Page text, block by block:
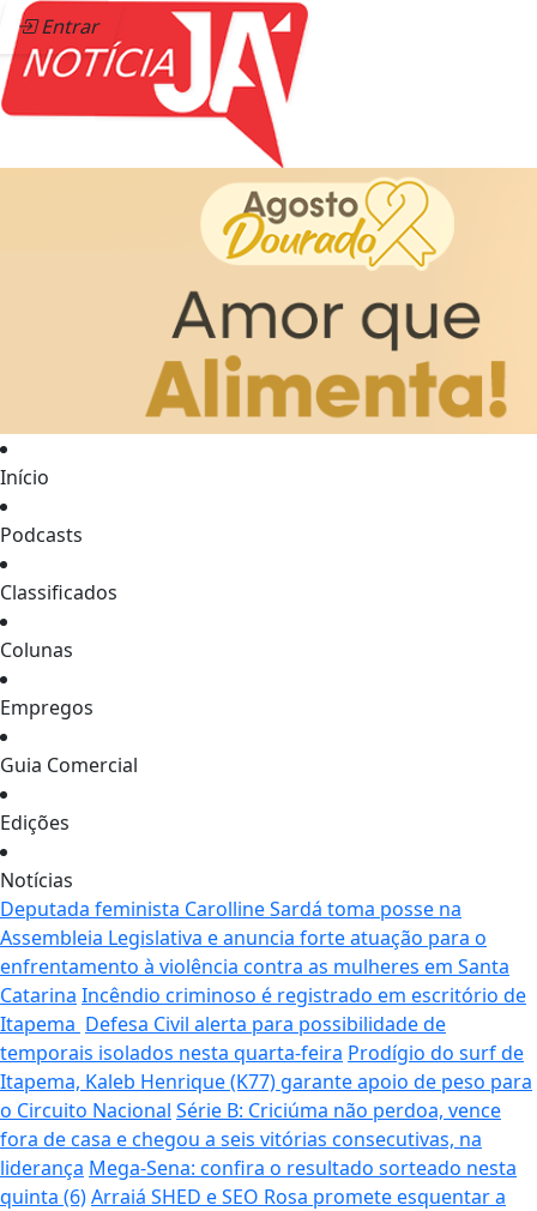
Entrar
Início
Podcasts
Classificados
Colunas
Empregos
Guia Comercial
Edições
Notícias
Deputada feminista Carolline Sardá toma posse na
Assembleia Legislativa e anuncia forte atuação para o
enfrentamento à violência contra as mulheres em Santa
Catarina Incêndio criminoso é registrado em escritório de
Itapema Defesa Civil alerta para possibilidade de
temporais isolados nesta quarta-feira Prodígio do surf de
Itapema, Kaleb Henrique (K77) garante apoio de peso para
o Circuito Nacional Série B: Criciúma não perdoa, vence
fora de casa e chegou a seis vitórias consecutivas, na
liderança Mega-Sena: confira o resultado sorteado nesta
quinta (6)Arraiá SHED e SEO Rosa promete esquentar a